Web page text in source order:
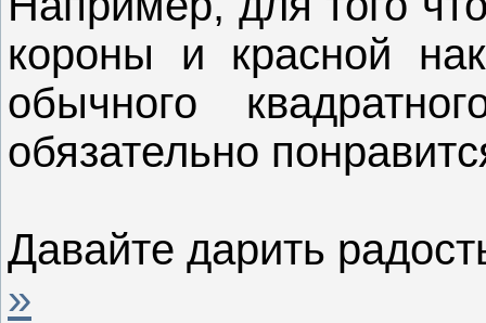
короны и красной
обычного
обязательно
Давайте дарить
»